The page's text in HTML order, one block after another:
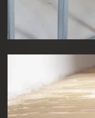
Pose de cloison